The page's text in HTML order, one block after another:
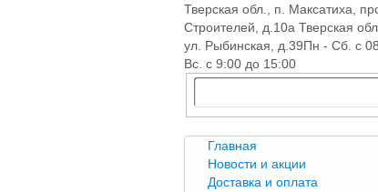
Тверская обл., п. Максатиха,
Строителей, д.10а Тверская
ул. Рыбинская, д.39Пн - Сб. с
Вс. с 9:00 до 15:00
Главная
Новости и акции
Доставка и оплата